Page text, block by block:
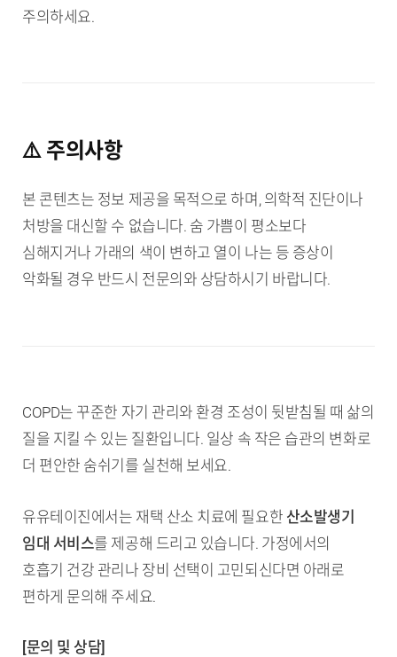
주의하세요.
⚠️ 주의사항
본 콘텐츠는 정보 제공을 목적으로 하며, 의학적 진단이나
처방을 대신할 수 없습니다. 숨 가쁨이 평소보다
심해지거나 가래의 색이 변하고 열이 나는 등 증상이
악화될 경우 반드시 전문의와 상담하시기 바랍니다.
COPD는 꾸준한 자기 관리와 환경 조성이 뒷받침될 때 삶의
질을 지킬 수 있는 질환입니다. 일상 속 작은 습관의 변화로
더 편안한 숨쉬기를 실천해 보세요.
유유테이진에서는 재택 산소 치료에 필요한 산소발생기
임대 서비스를 제공해 드리고 있습니다. 가정에서의
호흡기 건강 관리나 장비 선택이 고민되신다면 아래로
편하게 문의해 주세요.
[문의 및 상담]